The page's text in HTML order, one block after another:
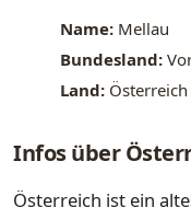
Name: Mellau
Bundesland:
Land: Österreich
Infos über
Österreich ist ein